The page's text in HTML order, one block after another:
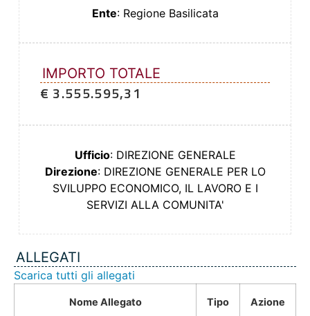
Ente: Regione Basilicata
IMPORTO TOTALE
€ 3.555.595,31
Ufficio: DIREZIONE GENERALE
Direzione: DIREZIONE GENERALE PER LO
SVILUPPO ECONOMICO, IL LAVORO E I
SERVIZI ALLA COMUNITA'
ALLEGATI
Scarica tutti gli allegati
Nome Allegato Tipo Azione